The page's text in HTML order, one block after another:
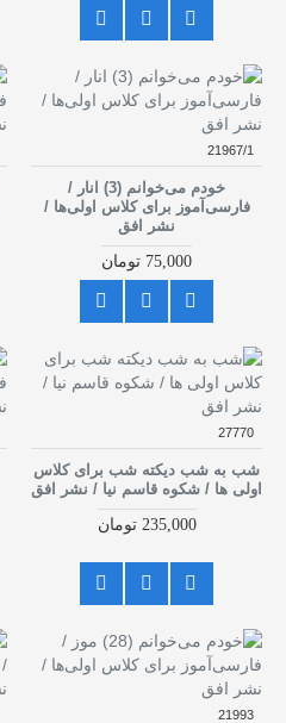
21967/1
خودم می‌خوانم (3) انار /
فارسی‌آموز برای کلاس اولی‌ها /
نشر افق
75,000 تومان
27770
شب به شب دیکته شب برای کلاس
اولی ها / شکوه قاسم نیا / نشر افق
235,000 تومان
21993